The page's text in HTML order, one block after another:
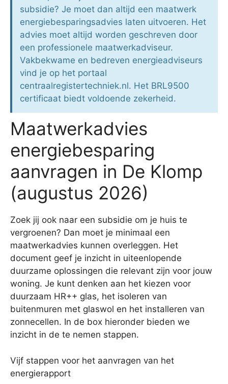
subsidie? Je moet dan altijd een maatwerk
energiebesparingsadvies laten uitvoeren. Het
advies moet altijd worden geschreven door
een professionele maatwerkadviseur.
Vakbekwame en bedreven energieadviseurs
vind je op het portaal
centraalregistertechniek.nl. Het BRL9500
certificaat biedt voldoende zekerheid.
Maatwerkadvies
energiebesparing
aanvragen in De Klomp
(augustus 2026)
Zoek jij ook naar een subsidie om je huis te
vergroenen? Dan moet je minimaal een
maatwerkadvies kunnen overleggen. Het
document geef je inzicht in uiteenlopende
duurzame oplossingen die relevant zijn voor jouw
woning. Je kunt denken aan het kiezen voor
duurzaam HR++ glas, het isoleren van
buitenmuren met glaswol en het installeren van
zonnecellen. In de box hieronder bieden we
inzicht in de te nemen stappen.
Vijf stappen voor het aanvragen van het
energierapport